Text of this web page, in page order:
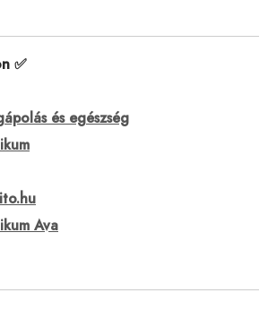
✅
és egészség
Ava